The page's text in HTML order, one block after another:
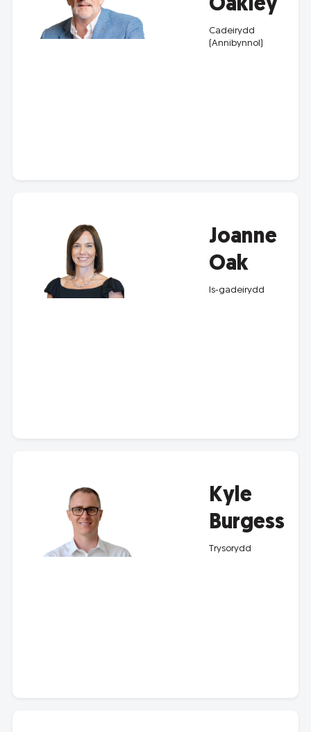
Oakley
Cadeirydd
(Annibynnol)
Joanne
Oak
Is-gadeirydd
Kyle
Burgess
Trysorydd